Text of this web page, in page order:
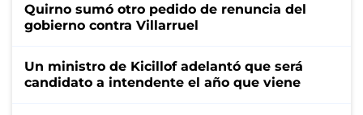
Quirno sumó otro pedido de renuncia del
gobierno contra Villarruel
Un ministro de Kicillof adelantó que será
candidato a intendente el año que viene